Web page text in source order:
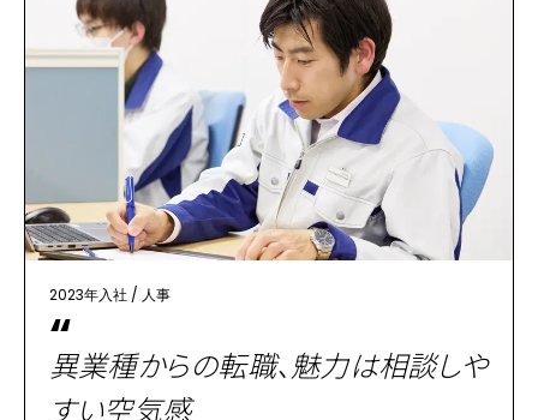
2023年入社 / 人事
“
異業種からの転職、魅力は相談しや
すい空気感